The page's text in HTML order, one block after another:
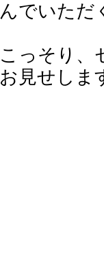
んでいただ
こっそり、
お見せしま